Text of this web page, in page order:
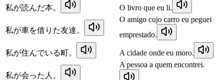
私が読んだ本。 O livro que eu li.
私が車を借りた友達。
O amigo cujo carro eu peguei
emprestado.
私が住んでいる町。 A cidade onde eu moro.
私が会った人。
A pessoa a quem encontrei.